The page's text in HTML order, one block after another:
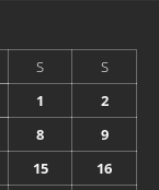
S
S
1
2
8
9
15
16